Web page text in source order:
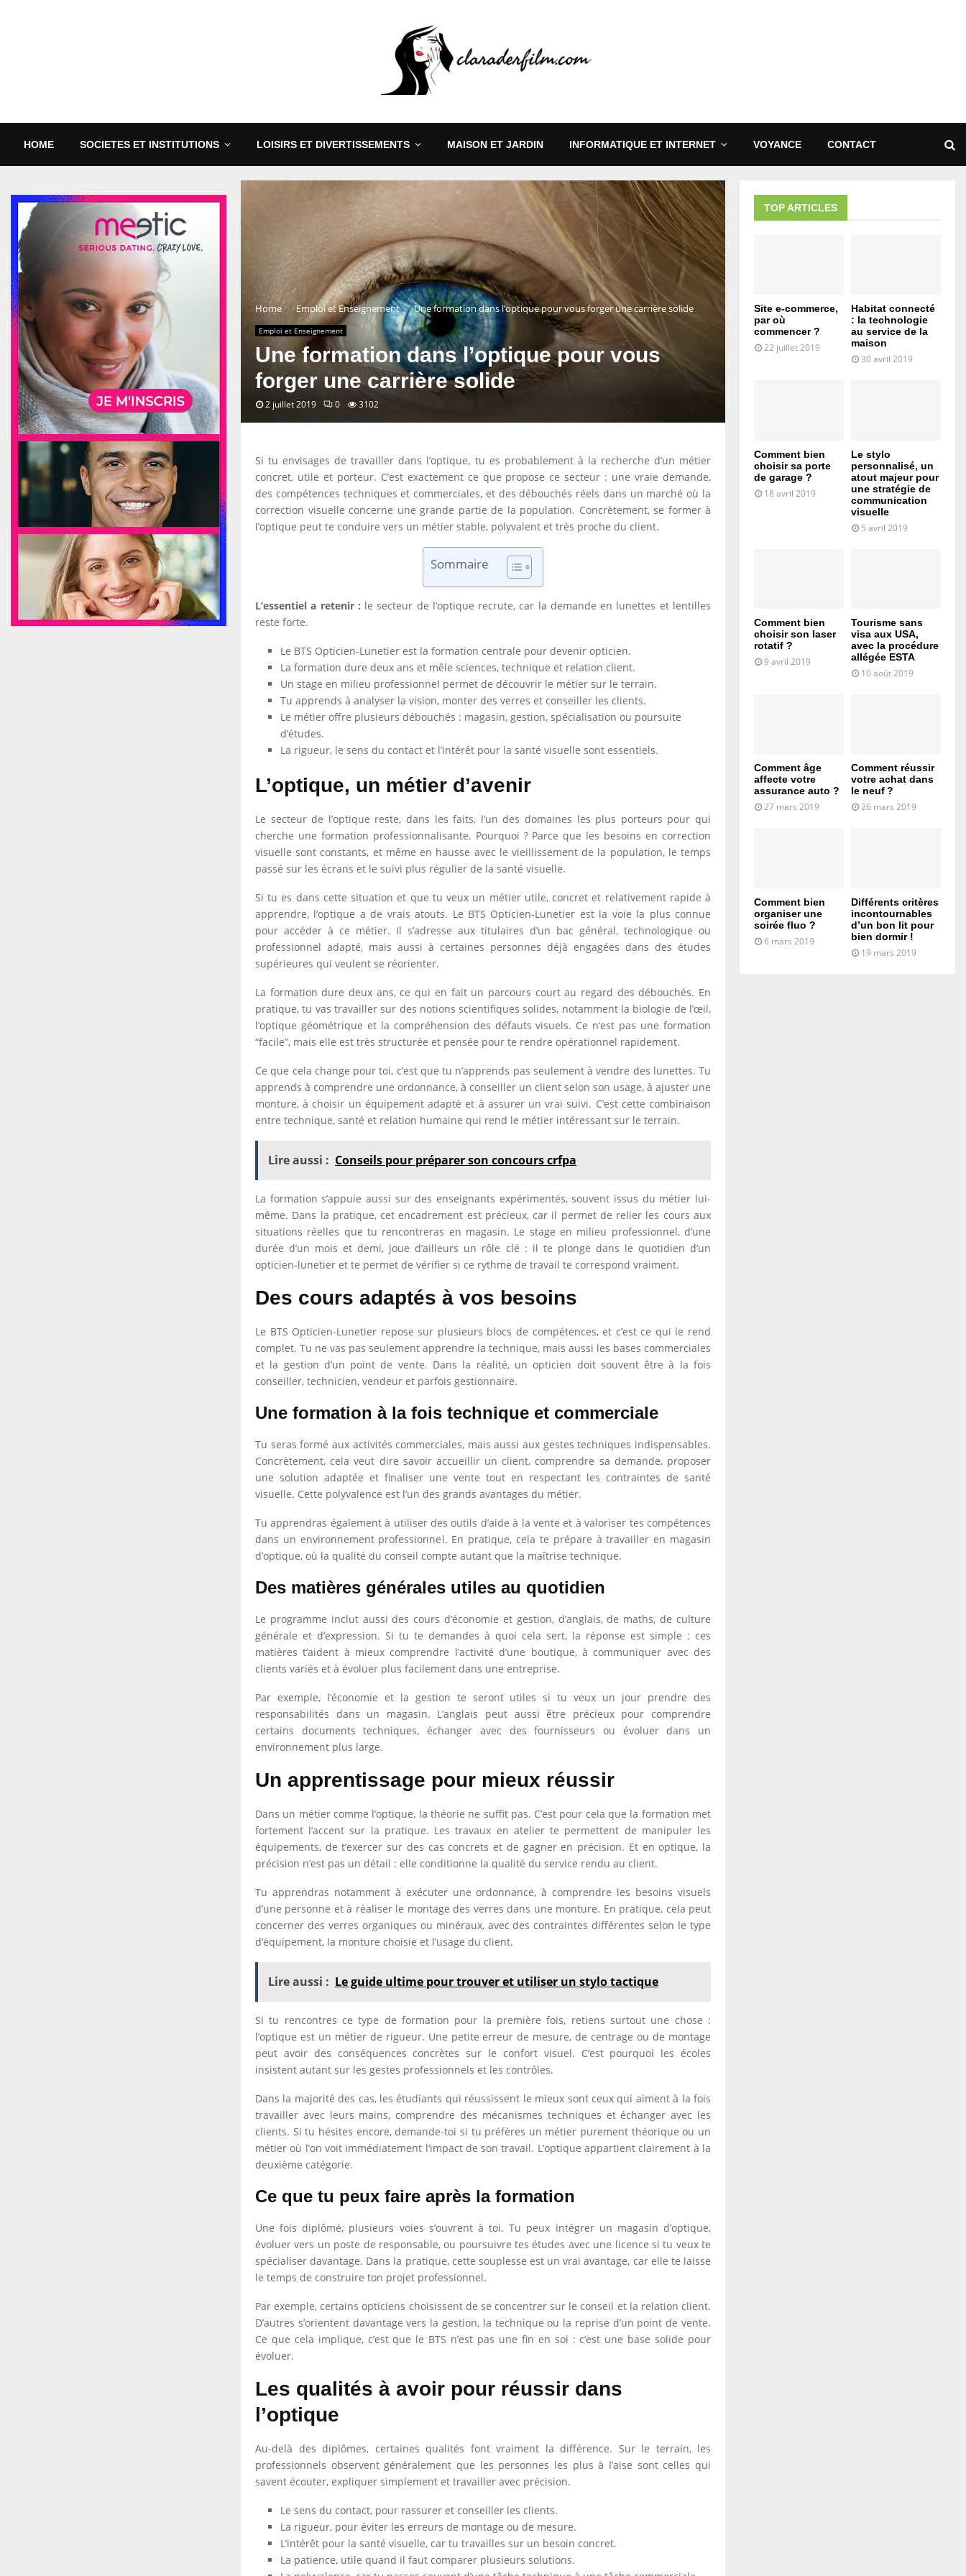
HOME SOCIETES ET INSTITUTIONS LOISIRS ET DIVERTISSEMENTS MAISON ET JARDIN INFORMATIQUE ET INTERNET VOYANCE CONTACT
Home Emploi et Enseignement Une formation dans l’optique pour vous forger une carrière solide
Emploi et Enseignement
Une formation dans l’optique pour vous
forger une carrière solide
2 juillet 2019 0 3102
Si tu envisages de travailler dans l’optique, tu es probablement à la recherche d’un métier
concret, utile et porteur. C’est exactement ce que propose ce secteur : une vraie demande,
des compétences techniques et commerciales, et des débouchés réels dans un marché où la
correction visuelle concerne une grande partie de la population. Concrètement, se former à
l’optique peut te conduire vers un métier stable, polyvalent et très proche du client.
Sommaire
L’essentiel a retenir : le secteur de l’optique recrute, car la demande en lunettes et lentilles
reste forte.
Le BTS Opticien-Lunetier est la formation centrale pour devenir opticien.
La formation dure deux ans et mêle sciences, technique et relation client.
Un stage en milieu professionnel permet de découvrir le métier sur le terrain.
Tu apprends à analyser la vision, monter des verres et conseiller les clients.
Le métier offre plusieurs débouchés : magasin, gestion, spécialisation ou poursuite
d’études.
La rigueur, le sens du contact et l’intérêt pour la santé visuelle sont essentiels.
L’optique, un métier d’avenir
Le secteur de l’optique reste, dans les faits, l’un des domaines les plus porteurs pour qui
cherche une formation professionnalisante. Pourquoi ? Parce que les besoins en correction
visuelle sont constants, et même en hausse avec le vieillissement de la population, le temps
passé sur les écrans et le suivi plus régulier de la santé visuelle.
Si tu es dans cette situation et que tu veux un métier utile, concret et relativement rapide à
apprendre, l’optique a de vrais atouts. Le BTS Opticien-Lunetier est la voie la plus connue
pour accéder à ce métier. Il s’adresse aux titulaires d’un bac général, technologique ou
professionnel adapté, mais aussi à certaines personnes déjà engagées dans des études
supérieures qui veulent se réorienter.
La formation dure deux ans, ce qui en fait un parcours court au regard des débouchés. En
pratique, tu vas travailler sur des notions scientifiques solides, notamment la biologie de l’œil,
l’optique géométrique et la compréhension des défauts visuels. Ce n’est pas une formation
“facile”, mais elle est très structurée et pensée pour te rendre opérationnel rapidement.
Ce que cela change pour toi, c’est que tu n’apprends pas seulement à vendre des lunettes. Tu
apprends à comprendre une ordonnance, à conseiller un client selon son usage, à ajuster une
monture, à choisir un équipement adapté et à assurer un vrai suivi. C’est cette combinaison
entre technique, santé et relation humaine qui rend le métier intéressant sur le terrain.
Lire aussi : Conseils pour préparer son concours crfpa
La formation s’appuie aussi sur des enseignants expérimentés, souvent issus du métier lui-
même. Dans la pratique, cet encadrement est précieux, car il permet de relier les cours aux
situations réelles que tu rencontreras en magasin. Le stage en milieu professionnel, d’une
durée d’un mois et demi, joue d’ailleurs un rôle clé : il te plonge dans le quotidien d’un
opticien-lunetier et te permet de vérifier si ce rythme de travail te correspond vraiment.
Des cours adaptés à vos besoins
Le BTS Opticien-Lunetier repose sur plusieurs blocs de compétences, et c’est ce qui le rend
complet. Tu ne vas pas seulement apprendre la technique, mais aussi les bases commerciales
et la gestion d’un point de vente. Dans la réalité, un opticien doit souvent être à la fois
conseiller, technicien, vendeur et parfois gestionnaire.
Une formation à la fois technique et commerciale
Tu seras formé aux activités commerciales, mais aussi aux gestes techniques indispensables.
Concrètement, cela veut dire savoir accueillir un client, comprendre sa demande, proposer
une solution adaptée et finaliser une vente tout en respectant les contraintes de santé
visuelle. Cette polyvalence est l’un des grands avantages du métier.
Tu apprendras également à utiliser des outils d’aide à la vente et à valoriser tes compétences
dans un environnement professionnel. En pratique, cela te prépare à travailler en magasin
d’optique, où la qualité du conseil compte autant que la maîtrise technique.
Des matières générales utiles au quotidien
Le programme inclut aussi des cours d’économie et gestion, d’anglais, de maths, de culture
générale et d’expression. Si tu te demandes à quoi cela sert, la réponse est simple : ces
matières t’aident à mieux comprendre l’activité d’une boutique, à communiquer avec des
clients variés et à évoluer plus facilement dans une entreprise.
Par exemple, l’économie et la gestion te seront utiles si tu veux un jour prendre des
responsabilités dans un magasin. L’anglais peut aussi être précieux pour comprendre
certains documents techniques, échanger avec des fournisseurs ou évoluer dans un
environnement plus large.
Un apprentissage pour mieux réussir
Dans un métier comme l’optique, la théorie ne suffit pas. C’est pour cela que la formation met
fortement l’accent sur la pratique. Les travaux en atelier te permettent de manipuler les
équipements, de t’exercer sur des cas concrets et de gagner en précision. Et en optique, la
précision n’est pas un détail : elle conditionne la qualité du service rendu au client.
Tu apprendras notamment à exécuter une ordonnance, à comprendre les besoins visuels
d’une personne et à réaliser le montage des verres dans une monture. En pratique, cela peut
concerner des verres organiques ou minéraux, avec des contraintes différentes selon le type
d’équipement, la monture choisie et l’usage du client.
Lire aussi : Le guide ultime pour trouver et utiliser un stylo tactique
Si tu rencontres ce type de formation pour la première fois, retiens surtout une chose :
l’optique est un métier de rigueur. Une petite erreur de mesure, de centrage ou de montage
peut avoir des conséquences concrètes sur le confort visuel. C’est pourquoi les écoles
insistent autant sur les gestes professionnels et les contrôles.
Dans la majorité des cas, les étudiants qui réussissent le mieux sont ceux qui aiment à la fois
travailler avec leurs mains, comprendre des mécanismes techniques et échanger avec les
clients. Si tu hésites encore, demande-toi si tu préfères un métier purement théorique ou un
métier où l’on voit immédiatement l’impact de son travail. L’optique appartient clairement à la
deuxième catégorie.
Ce que tu peux faire après la formation
Une fois diplômé, plusieurs voies s’ouvrent à toi. Tu peux intégrer un magasin d’optique,
évoluer vers un poste de responsable, ou poursuivre tes études avec une licence si tu veux te
spécialiser davantage. Dans la pratique, cette souplesse est un vrai avantage, car elle te laisse
le temps de construire ton projet professionnel.
Par exemple, certains opticiens choisissent de se concentrer sur le conseil et la relation client.
D’autres s’orientent davantage vers la gestion, la technique ou la reprise d’un point de vente.
Ce que cela implique, c’est que le BTS n’est pas une fin en soi : c’est une base solide pour
évoluer.
Les qualités à avoir pour réussir dans
l’optique
Au-delà des diplômes, certaines qualités font vraiment la différence. Sur le terrain, les
professionnels observent généralement que les personnes les plus à l’aise sont celles qui
savent écouter, expliquer simplement et travailler avec précision.
Le sens du contact, pour rassurer et conseiller les clients.
La rigueur, pour éviter les erreurs de montage ou de mesure.
L’intérêt pour la santé visuelle, car tu travailles sur un besoin concret.
La patience, utile quand il faut comparer plusieurs solutions.
TOP ARTICLES
Site e-commerce,
par où
commencer ?
22 juillet 2019
Habitat connecté
: la technologie
au service de la
maison
30 avril 2019
Comment bien
choisir sa porte
de garage ?
18 avril 2019
Le stylo
personnalisé, un
atout majeur pour
une stratégie de
communication
visuelle
5 avril 2019
Comment bien
choisir son laser
rotatif ?
9 avril 2019
Tourisme sans
visa aux USA,
avec la procédure
allégée ESTA
10 août 2019
Comment âge
affecte votre
assurance auto ?
27 mars 2019
Comment réussir
votre achat dans
le neuf ?
26 mars 2019
Comment bien
organiser une
soirée fluo ?
6 mars 2019
Différents critères
incontournables
d’un bon lit pour
bien dormir !
19 mars 2019